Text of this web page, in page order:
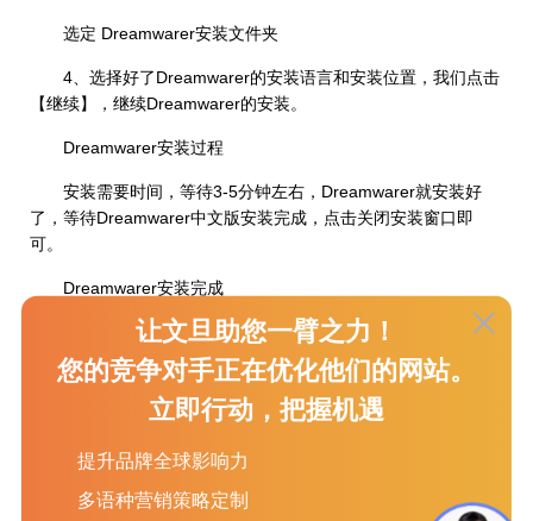
选定 Dreamwarer安装文件夹
4、选择好了Dreamwarer的安装语言和安装位置，我们点击
【继续】，继续Dreamwarer的安装。
Dreamwarer安装过程
安装需要时间，等待3-5分钟左右，Dreamwarer就安装好
了，等待Dreamwarer中文版安装完成，点击关闭安装窗口即
可。
Dreamwarer安装完成
到这里Dreamwarer中文版就安装成功了，而且这个版本是
直装版，也就是安装成功即激活，不需要另行破解了，可以永久
使用。
四、Dreamwarer中文版软件界面和功能鉴赏
Dreamwarer中文版就是这样一款顶尖的电脑响应式网页设
计软件，可以轻松的帮你制作出适用于各种浏览器和设备的精美
让文旦助您一臂之力！
您的竞争对手正在优化他们的网站。
立即行动，把握机遇
提升品牌全球影响力
多语种营销策略定制